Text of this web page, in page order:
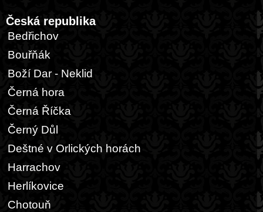
Česká republika
Bedřichov
Bouřňák
Boží Dar - Neklid
Černá hora
Černá Říčka
Černý Důl
Deštné v Orlických horách
Harrachov
Herlíkovice
Chotouň